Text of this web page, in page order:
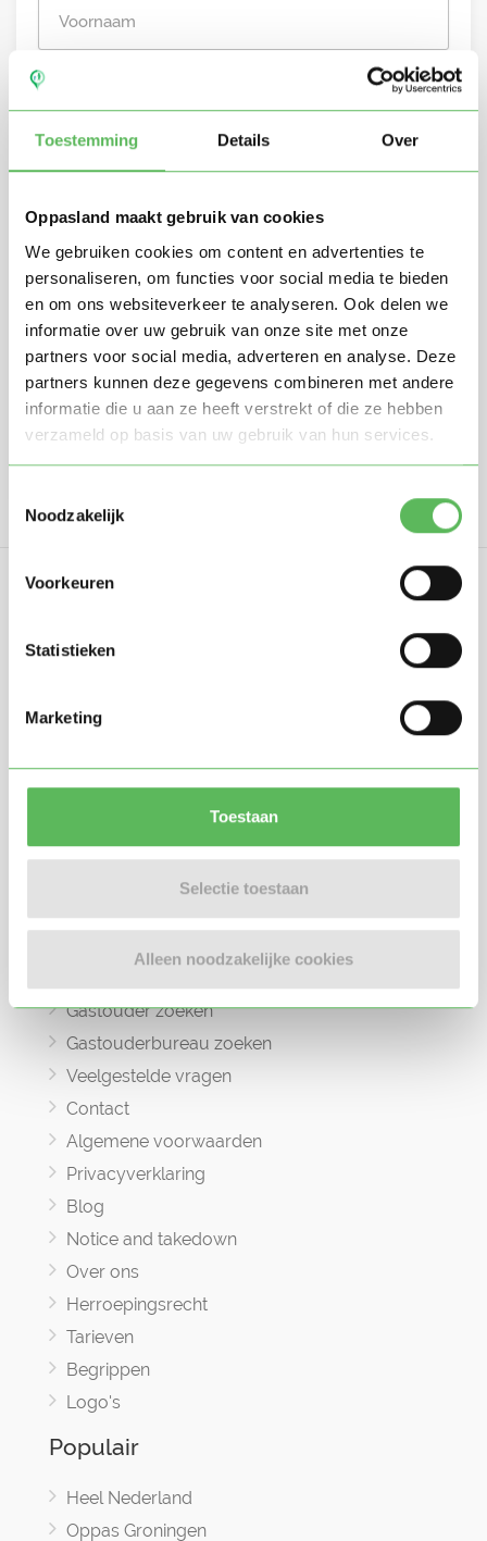
Toestemming Details Over
Oppasland maakt gebruik van cookies
We gebruiken cookies om content en advertenties te
personaliseren, om functies voor social media te bieden
en om ons websiteverkeer te analyseren. Ook delen we
informatie over uw gebruik van onze site met onze
partners voor social media, adverteren en analyse. Deze
partners kunnen deze gegevens combineren met andere
informatie die u aan ze heeft verstrekt of die ze hebben
verzameld op basis van uw gebruik van hun services.
Noodzakelijk
Voorkeuren
Statistieken
Marketing
Toestaan
Selectie toestaan
Alleen noodzakelijke cookies
Stuur mij nieuwe profielen in mijn omgeving per
e-mail
Door te registreren ga je akkoord met de
Algemene
voorwaardenvan Oppasland.
Gratis aanmelden
in 2017, bedoeld om ouders, oppassers en
brengen.
Gastouder zoeken
Gastouderbureau zoeken
Veelgestelde vragen
Contact
Algemene voorwaarden
Privacyverklaring
Blog
Notice and takedown
Over ons
Herroepingsrecht
Tarieven
Begrippen
Logo's
Populair
Heel Nederland
Oppas Groningen